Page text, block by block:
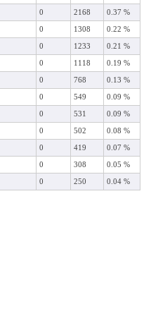
0 2168 0.37 %
0 1308 0.22 %
0 1233 0.21 %
0 1118 0.19 %
0 768 0.13 %
0 549 0.09 %
0 531 0.09 %
0 502 0.08 %
0 419 0.07 %
0 308 0.05 %
0 250 0.04 %